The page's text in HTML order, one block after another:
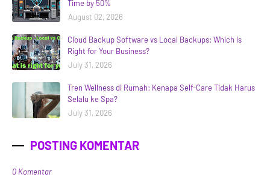
Time by 50%
August 02, 2026
Cloud Backup Software vs Local Backups: Which Is
Right for Your Business?
July 31, 2026
Tren Wellness di Rumah: Kenapa Self-Care Tidak Harus
Selalu ke Spa?
July 31, 2026
POSTING KOMENTAR
0 Komentar